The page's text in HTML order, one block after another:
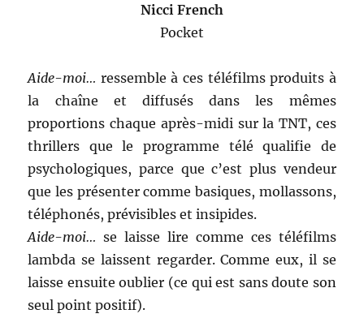
Nicci French
Pocket
Aide-moi… ressemble à ces téléfilms produits à
la chaîne et diffusés dans les mêmes
proportions chaque après-midi sur la TNT, ces
thrillers que le programme télé qualifie de
psychologiques, parce que c’est plus vendeur
que les présenter comme basiques, mollassons,
téléphonés, prévisibles et insipides.
Aide-moi… se laisse lire comme ces téléfilms
lambda se laissent regarder. Comme eux, il se
laisse ensuite oublier (ce qui est sans doute son
seul point positif).